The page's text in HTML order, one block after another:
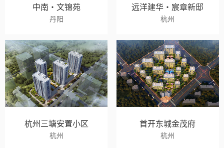
中南·文锦苑
丹阳
远洋建华·宸章新邸
杭州
杭州三塘安置小区
杭州
首开东城金茂府
杭州